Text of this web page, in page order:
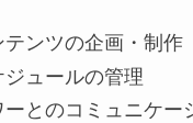
テンツの企画・制作
ュールの管理
ーとのコミュニケー